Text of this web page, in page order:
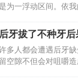
是为一浮动区间。依
差异主要取决于你所
、手术复杂程度…
后牙拔了不种牙
种好
多人都会遭遇后牙
留空隙不但会对咀嚼